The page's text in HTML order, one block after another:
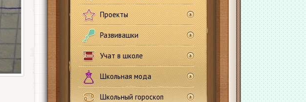
Проекты
Развивашки
Учат в школе
Школьная мода
Школьный гороскоп